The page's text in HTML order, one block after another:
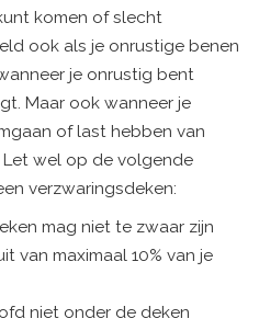
komen of slecht
ook als je onrustige benen
je onrustig bent
Maar ook wanneer je
of last hebben van
wel op de volgende
verzwaringsdeken:
mag niet te zwaar zijn
van maximaal 10% van je
niet onder de deken